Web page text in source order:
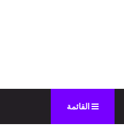
القائمة